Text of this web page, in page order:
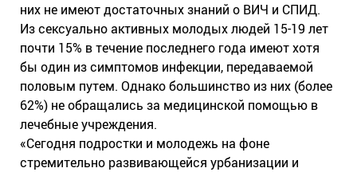
них не имеют достаточных знаний о ВИЧ и СПИД.
Из сексуально активных молодых людей 15-19 лет
почти 15% в течение последнего года имеют хотя
бы один из симптомов инфекции, передаваемой
половым путем. Однако большинство из них (более
62%) не обращались за медицинской помощью в
лечебные учреждения.
«Сегодня подростки и молодежь на фоне
стремительно развивающейся урбанизации и